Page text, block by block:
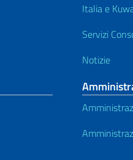
Italia e
Servizi
Notizie